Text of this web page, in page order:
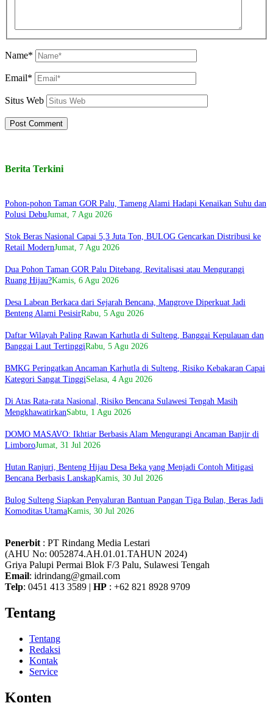
Name*
Email*
Situs Web
Berita Terkini
Pohon-pohon Taman GOR Palu, Tameng Alami Hadapi Kenaikan Suhu dan
Polusi DebuJumat, 7 Agu 2026
Stok Beras Nasional Capai 5,3 Juta Ton, BULOG Gencarkan Distribusi ke
Retail ModernJumat, 7 Agu 2026
Dua Pohon Taman GOR Palu Ditebang, Revitalisasi atau Mengurangi
Ruang Hijau?Kamis, 6 Agu 2026
Desa Labean Berkaca dari Sejarah Bencana, Mangrove Diperkuat Jadi
Benteng Alami PesisirRabu, 5 Agu 2026
Daftar Wilayah Paling Rawan Karhutla di Sulteng, Banggai Kepulauan dan
Banggai Laut TertinggiRabu, 5 Agu 2026
BMKG Peringatkan Ancaman Karhutla di Sulteng, Risiko Kebakaran Capai
Kategori Sangat TinggiSelasa, 4 Agu 2026
Di Atas Rata-rata Nasional, Risiko Bencana Sulawesi Tengah Masih
MengkhawatirkanSabtu, 1 Agu 2026
DOMO MASAVO: Ikhtiar Berbasis Alam Mengurangi Ancaman Banjir di
LimboroJumat, 31 Jul 2026
Hutan Ranjuri, Benteng Hijau Desa Beka yang Menjadi Contoh Mitigasi
Bencana Berbasis LanskapKamis, 30 Jul 2026
Bulog Sulteng Siapkan Penyaluran Bantuan Pangan Tiga Bulan, Beras Jadi
Komoditas UtamaKamis, 30 Jul 2026
Penerbit : PT Rindang Media Lestari
(AHU No: 0052874.AH.01.01.TAHUN 2024)
Griya Palupi Permai Blok F/3 Palu, Sulawesi Tengah
Email: idrindang@gmail.com
Telp: 0451 413 3589 | HP : +62 821 8928 9709
Tentang
Tentang
Redaksi
Kontak
Service
Konten